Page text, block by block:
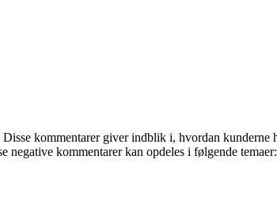
kommentarer giver indblik i, hvordan kunderne
negative kommentarer kan opdeles i følgende temaer: